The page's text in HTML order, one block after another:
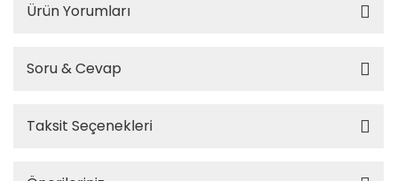
Ürün Yorumları
Soru & Cevap
Taksit Seçenekleri